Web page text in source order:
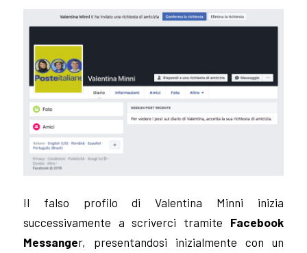
Il falso profilo di Valentina Minni inizia
successivamente a scriverci tramite Facebook
Messanger, presentandosi inizialmente con un